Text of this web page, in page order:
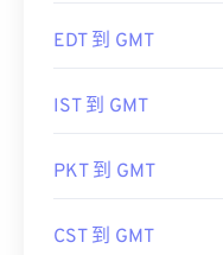
EDT 到 GMT
IST 到 GMT
PKT 到 GMT
CST 到 GMT